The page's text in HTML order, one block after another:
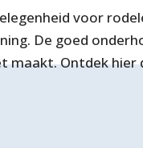
voor
De goed
Ontdek